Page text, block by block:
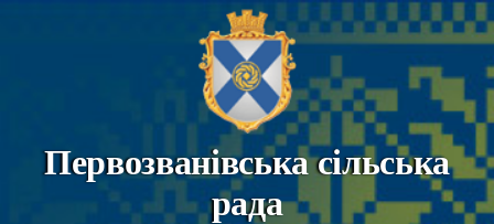
Первозванівська сільська
рада